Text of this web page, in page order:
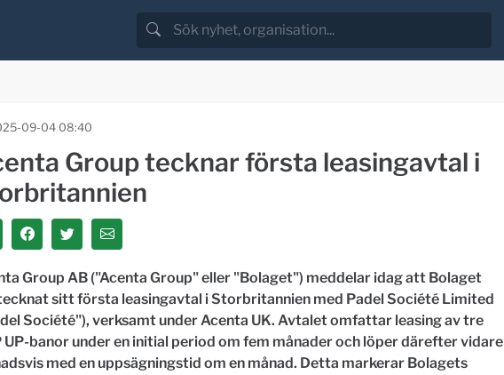
09-04 08:40
Group tecknar första leasingavtal i
Group AB ("Acenta Group" eller "Bolaget") meddelar idag att Bolaget
sitt första leasingavtal i Storbritannien med Padel Société Limited
Société"), verksamt under Acenta UK. Avtalet omfattar leasing av tre
UP-banor under en initial period om fem månader och löper därefter vidare
med en uppsägningstid om en månad. Detta markerar Bolagets